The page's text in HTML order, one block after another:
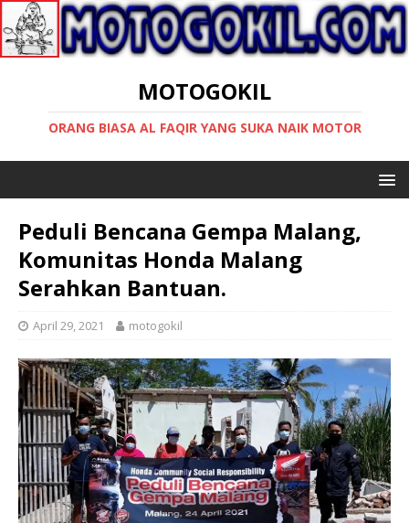
MOTOGOKIL
ORANG BIASA AL FAQIR YANG SUKA NAIK MOTOR
Peduli Bencana Gempa Malang,
Komunitas Honda Malang
Serahkan Bantuan.
April 29, 2021 motogokil